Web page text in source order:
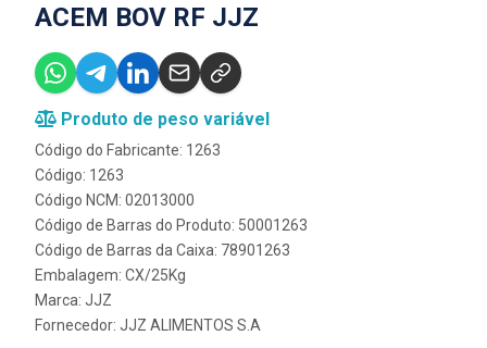
ACEM BOV RF JJZ
Produto de peso variável
Código do Fabricante: 1263
Código: 1263
Código NCM: 02013000
Código de Barras do Produto: 50001263
Código de Barras da Caixa: 78901263
Embalagem: CX/25Kg
Marca: JJZ
Fornecedor: JJZ ALIMENTOS S.A